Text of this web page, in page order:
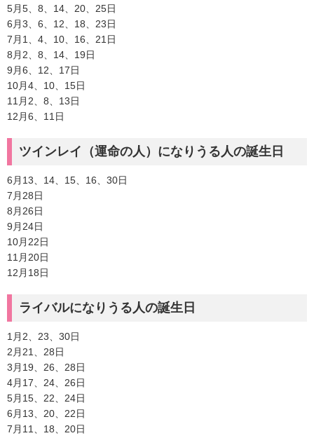
5月5、8、14、20、25日
6月3、6、12、18、23日
7月1、4、10、16、21日
8月2、8、14、19日
9月6、12、17日
10月4、10、15日
11月2、8、13日
12月6、11日
ツインレイ（運命の人）になりうる人の誕生日
6月13、14、15、16、30日
7月28日
8月26日
9月24日
10月22日
11月20日
12月18日
ライバルになりうる人の誕生日
1月2、23、30日
2月21、28日
3月19、26、28日
4月17、24、26日
5月15、22、24日
6月13、20、22日
7月11、18、20日